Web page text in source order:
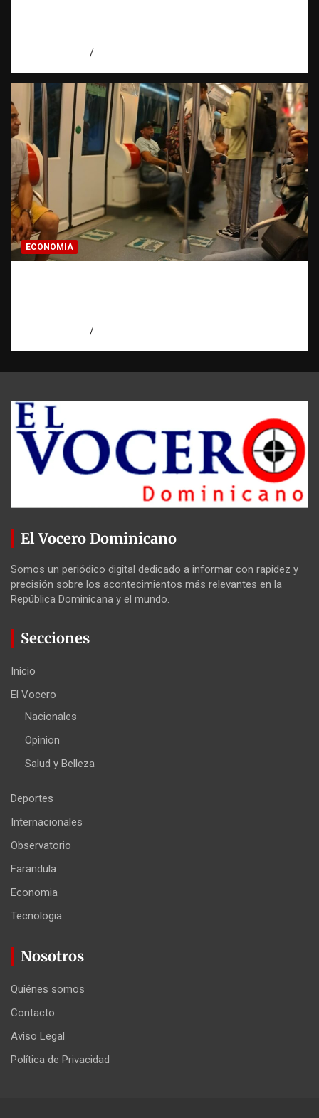
ECONOMIA
El Vocero Dominicano
Somos un periódico digital dedicado a informar con rapidez y
precisión sobre los acontecimientos más relevantes en la
República Dominicana y el mundo.
Secciones
Inicio
El Vocero
Nacionales
Opinion
Salud y Belleza
Deportes
Internacionales
Observatorio
Farandula
Economia
Tecnologia
Nosotros
Quiénes somos
Contacto
Aviso Legal
Política de Privacidad